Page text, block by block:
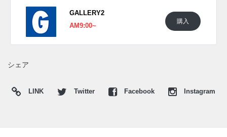
価格は15,730円 (税込)。 また新たな情報が入り次第、スニー
カーウォーズの
やFacebook などで報告したい。
GALLERY2
AM9:00~
購入
シェア
LINK Twitter Facebook Instagram